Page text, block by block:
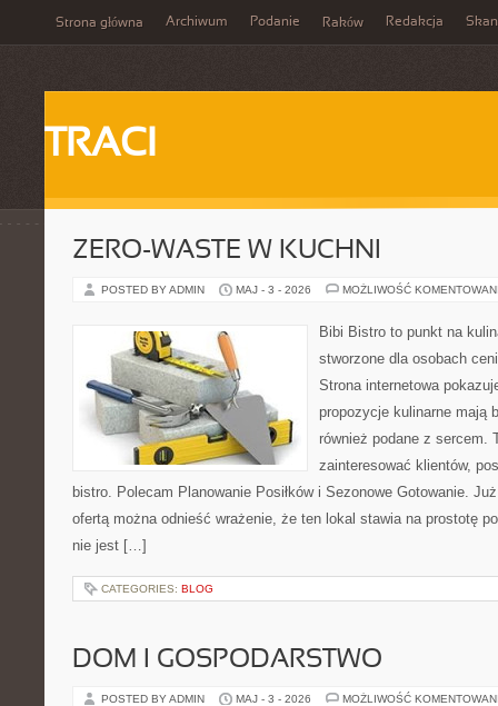
Strona główna Archiwum Podanie Raków Redakcja
TRACI
ZERO-WASTE W KUCHNI
POSTED BY ADMIN MAJ - 3 - 2026 MOŻLIWOŚĆ
Bibi Bistro to punkt na
stworzone dla osobach
Strona internetowa
propozycje kulinarne mają
również podane z sercem.
zainteresować klientów,
bistro. Polecam Planowanie Posiłków i Sezonowe Gotowanie.
ofertą można odnieść wrażenie, że ten lokal stawia na prostotę
nie jest […]
CATEGORIES: BLOG
DOM I GOSPODARSTWO
POSTED BY ADMIN MAJ - 3 - 2026 MOŻLIWOŚĆ